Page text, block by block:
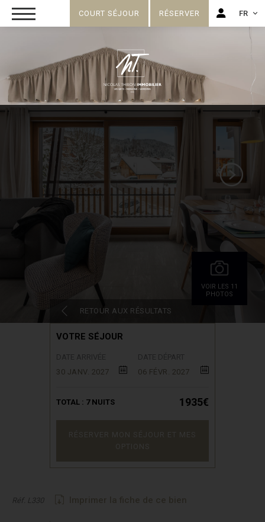
COURT SÉJOUR RÉSERVER FR
FR
VOIR LES 11
PHOTOS
RETOUR AUX RÉSULTATS
VOTRE SÉJOUR
30 JANV. 2027
06 FÉVR. 2027
TOTAL : 7NUITS 1935€
Réf. L330